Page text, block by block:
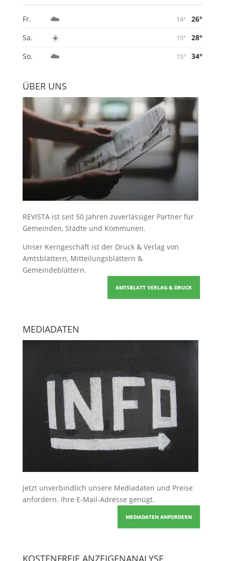
Fr. ☁️ 14°
26°
Sa.
☀️ 15°
28°
So.
☁️ 15° 34°
ÜBER UNS
REVISTA ist seit 50 Jahren zuverlässiger Partner für
Gemeinden, Städte und Kommunen.
Unser Kerngeschäft ist der Druck & Verlag von
Amtsblättern, Mitteilungsblättern &
Gemeindeblättern.
AMTSBLATT VERLAG & DRUCK
MEDIADATEN
Jetzt unverbindlich unsere Mediadaten und Preise
anfordern. Ihre E-Mail-Adresse genügt.
MEDIADATEN ANFORDERN